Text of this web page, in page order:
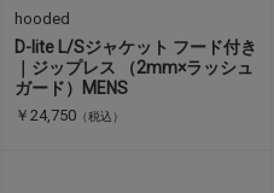
hooded
D-lite L/Sジャケット フード付き
｜ジップレス （2mm×ラッシュ
ガード）MENS
￥24,750 （税込）